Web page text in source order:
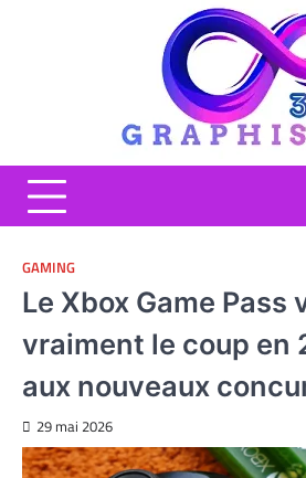
GAMING
Le Xbox Game Pass
vraiment le coup en
aux nouveaux
29 mai 2026